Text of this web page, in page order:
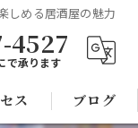
しめる居酒屋の魅力
4527
で承ります
ス ブログ